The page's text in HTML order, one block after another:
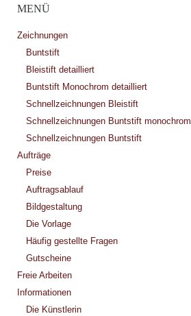
MENÜ
Zeichnungen
Buntstift
Bleistift detailliert
Buntstift Monochrom detailliert
Schnellzeichnungen Bleistift
Schnellzeichnungen Buntstift monochrom
Schnellzeichnungen Buntstift
Aufträge
Preise
Auftragsablauf
Bildgestaltung
Die Vorlage
Häufig gestellte Fragen
Gutscheine
Freie Arbeiten
Informationen
Die Künstlerin